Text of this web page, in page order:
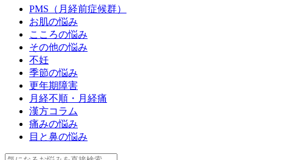
PMS（月経前症候群）
お肌の悩み
こころの悩み
その他の悩み
不妊
季節の悩み
更年期障害
月経不順・月経痛
漢方コラム
痛みの悩み
目と鼻の悩み